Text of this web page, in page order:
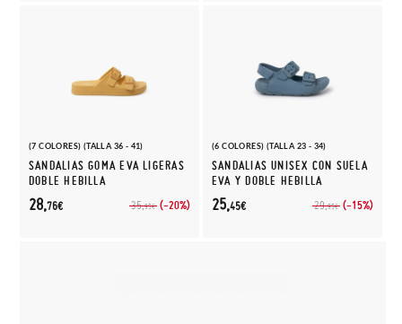
(7 COLORES) (TALLA 36 - 41)
SANDALIAS GOMA EVA LIGERAS
DOBLE HEBILLA
35,95€ (-20%)
28,76€
(6 COLORES) (TALLA 23 - 34)
SANDALIAS UNISEX CON SUELA
EVA Y DOBLE HEBILLA
29,95€ (-15%)
25,45€